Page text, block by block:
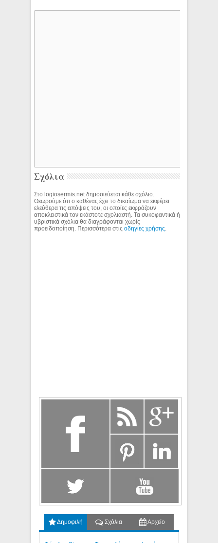
Σχόλια
Στο logiosermis.net δημοσιεύεται κάθε σχόλιο.
Θεωρούμε ότι ο καθένας έχει το δικαίωμα να εκφέρει
ελεύθερα τις απόψεις του, οι οποίες εκφράζουν
αποκλειστικά τον εκάστοτε σχολιαστή. Τα συκοφαντικά ή
υβριστικά σχόλια θα διαγράφονται χωρίς
προειδοποίηση. Περισσότερα στιςοδηγίες χρήσης.
Δημοφιλή Σχόλια Αρχείο